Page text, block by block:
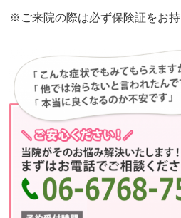
※ご来院の際は必ず保険証をお持